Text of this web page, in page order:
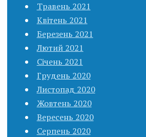
Травень 2021
Квітень 2021
Березень 2021
Лютий 2021
Січень 2021
Грудень 2020
Листопад 2020
Жовтень 2020
Вересень 2020
Серпень 2020